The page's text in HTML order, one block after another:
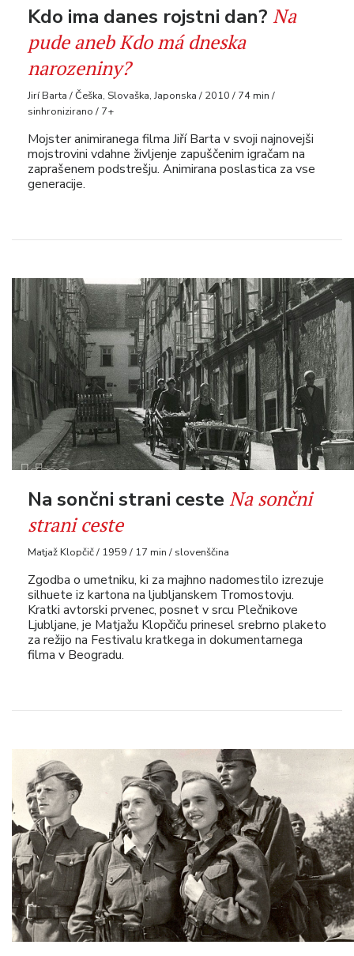
Kdo ima danes rojstni dan? Na
pude aneb Kdo má dneska
narozeniny?
Jirí Barta / Češka, Slovaška, Japonska / 2010 / 74 min /
sinhronizirano / 7+
Mojster animiranega filma Jiří Barta v svoji najnovejši
mojstrovini vdahne življenje zapuščenim igračam na
zaprašenem podstrešju. Animirana poslastica za vse
generacije.
Na sončni strani ceste Na sončni
strani ceste
Matjaž Klopčič / 1959 / 17 min / slovenščina
Zgodba o umetniku, ki za majhno nadomestilo izrezuje
silhuete iz kartona na ljubljanskem Tromostovju.
Kratki avtorski prvenec, posnet v srcu Plečnikove
Ljubljane, je Matjažu Klopčiču prinesel srebrno plaketo
za režijo na Festivalu kratkega in dokumentarnega
filma v Beogradu.